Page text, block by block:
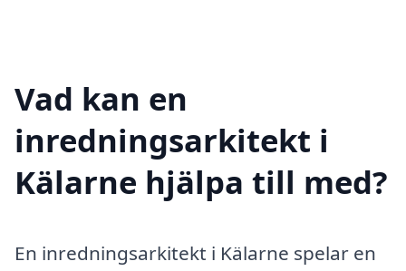
Vad kan en
inredningsarkitekt i
Kälarne hjälpa till med?
En inredningsarkitekt i Kälarne spelar en